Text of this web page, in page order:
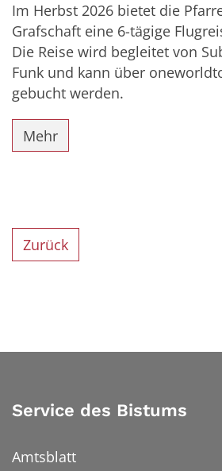
Im Herbst 2026 bietet die
Grafschaft eine 6-tägige
Die Reise wird begleitet von
Funk und kann über
gebucht werden.
Mehr
Zurück
Service des Bistums
Amtsblatt